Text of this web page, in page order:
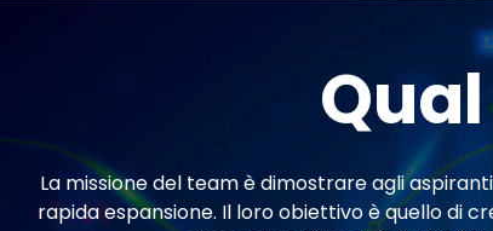
La missione del team è dimostrare agli
rapida espansione. Il loro obiettivo è quello di